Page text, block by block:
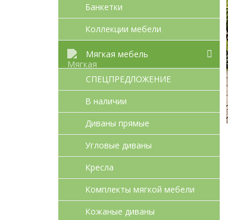
Банкетки
Коллекции мебели
Мягкая мебель
СПЕЦПРЕДЛОЖЕНИЕ
В наличии
Диваны прямые
Угловые диваны
Кресла
Комплекты мягкой мебели
Кожаные диваны